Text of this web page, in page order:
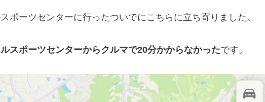
ポーツセンターに行ったついでにこちらに立ち寄りました。
スポーツセンターからクルマで20分かからなかったです。